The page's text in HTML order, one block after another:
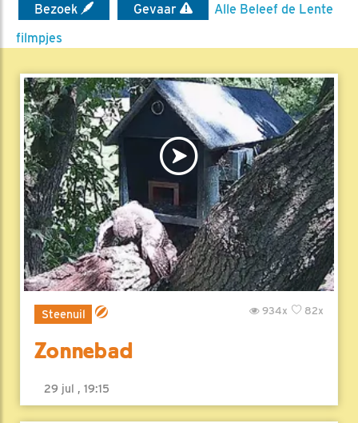
Bezoek
Gevaar
Alle Beleef de Lente
filmpjes
Steenuil 82x
934x
Zonnebad
29 jul , 19:15